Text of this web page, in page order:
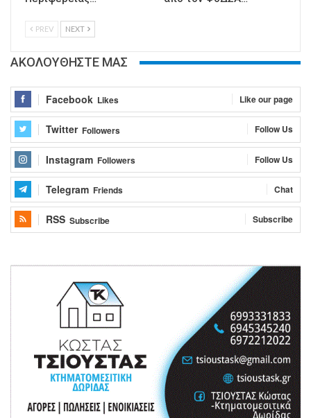
PREV NEXT
ΑΚΟΛΟΥΘΗΣΤΕ ΜΑΣ
Facebook Likes Like our page
Twitter Followers Follow Us
Instagram Followers Follow Us
Telegram Friends Chat
RSS Subscribe Subscribe